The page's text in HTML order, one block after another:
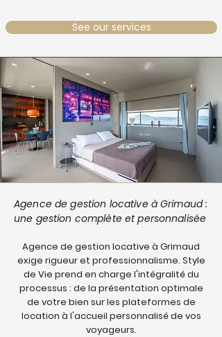
See our services
Agence de gestion locative à Grimaud :
une gestion complète et personnalisée
Agence de gestion locative à Grimaud
exige rigueur et professionnalisme. Style
de Vie prend en charge l'intégralité du
processus : de la présentation optimale
de votre bien sur les plateformes de
location à l'accueil personnalisé de vos
voyageurs.